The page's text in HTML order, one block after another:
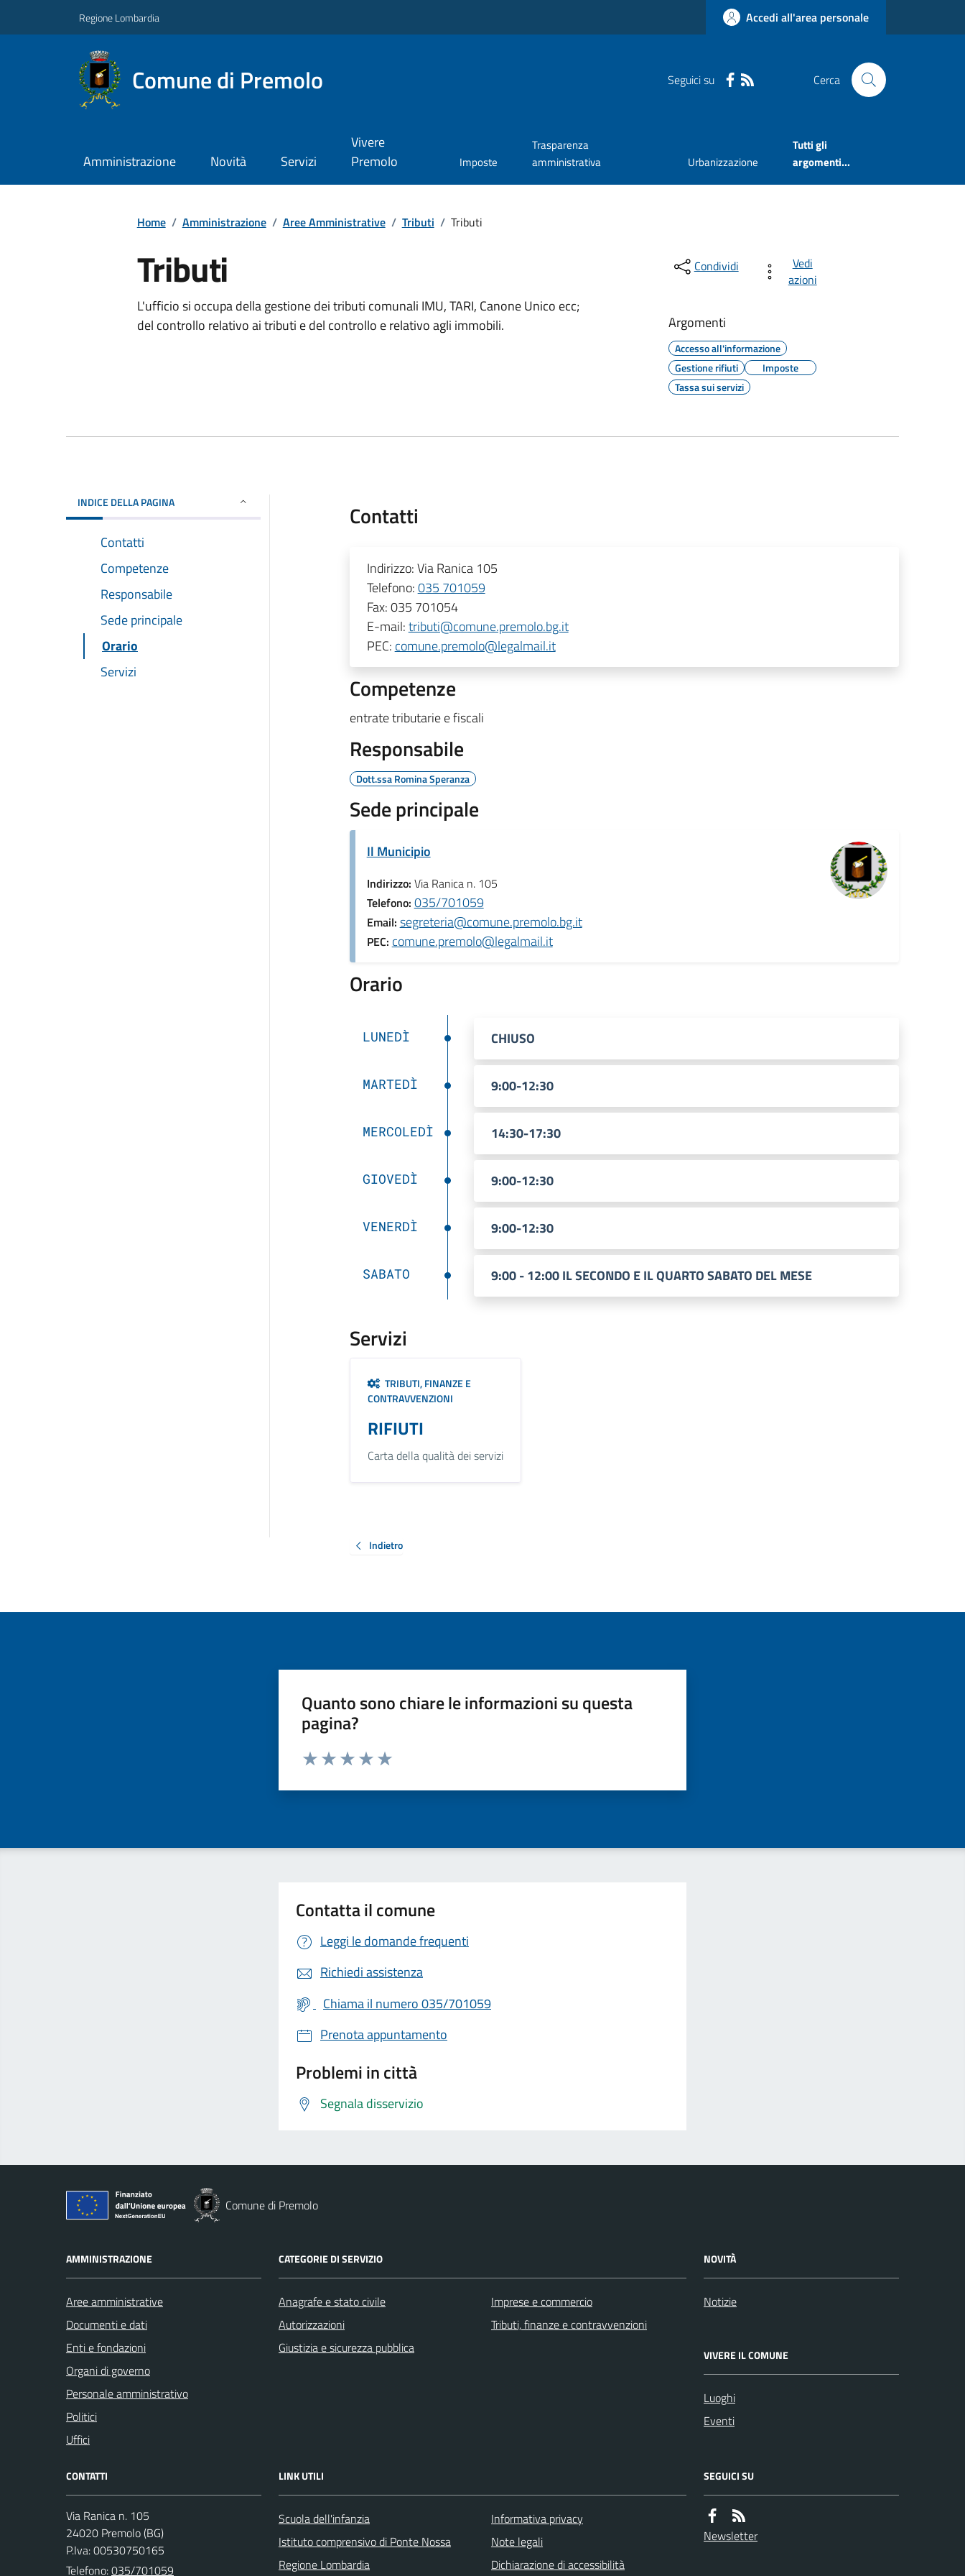
Regione Lombardia Accedi all'area personale
Comune di Premolo Seguici su Cerca
Amministrazione Novità Servizi
Vivere
Premolo
Imposte
Trasparenza
amministrativa
Urbanizzazione
Tutti gli
argomenti...
Home / Amministrazione / Aree Amministrative / Tributi / Tributi
Tributi
L'ufficio si occupa della gestione dei tributi comunali IMU, TARI, Canone Unico ecc;
del controllo relativo ai tributi e del controllo e relativo agli immobili.
Condividi
Vedi
azioni
Argomenti
Accesso all'informazione
Gestione rifiuti
Imposte
Tassa sui servizi
INDICE DELLA PAGINA
Contatti
Competenze
Responsabile
Sede principale
Orario
Servizi
Contatti
Indirizzo:Via Ranica 105
Telefono:035 701059
Fax:035 701054
E-mail:tributi@comune.premolo.bg.it
PEC: comune.premolo@legalmail.it
Competenze
entrate tributarie e fiscali
Responsabile
Dott.ssa Romina Speranza
Sede principale
Il Municipio
Indirizzo: Via Ranica n. 105
Telefono: 035/701059
Email: segreteria@comune.premolo.bg.it
PEC: comune.premolo@legalmail.it
Orario
LUNEDÌ CHIUSO
MARTEDÌ 9:00-12:30
MERCOLEDÌ 14:30-17:30
GIOVEDÌ 9:00-12:30
VENERDÌ 9:00-12:30
SABATO 9:00 - 12:00 IL SECONDO E IL QUARTO SABATO DEL MESE
Servizi
TRIBUTI, FINANZE E
CONTRAVVENZIONI
RIFIUTI
Carta della qualità dei servizi
Indietro
Quanto sono chiare le informazioni su questa
pagina?
Valuta da 1 a 5 stelle la pagina
Contatta il comune
Leggi le domande frequenti
Richiedi assistenza
Chiama il numero 035/701059
Prenota appuntamento
Problemi in città
Segnala disservizio
Comune di Premolo
AMMINISTRAZIONE
Aree amministrative
Documenti e dati
Enti e fondazioni
Organi di governo
Personale amministrativo
Politici
Uffici
CATEGORIE DI SERVIZIO
Anagrafe e stato civile
Autorizzazioni
Giustizia e sicurezza pubblica
Imprese e commercio
Tributi, finanze e contravvenzioni
NOVITÀ
Notizie
VIVERE IL COMUNE
Luoghi
Eventi
CONTATTI
Via Ranica n. 105
24020 Premolo (BG)
P.Iva: 00530750165
Telefono:035/701059
LINK UTILI
Scuola dell'infanzia
Istituto comprensivo di Ponte Nossa
Regione Lombardia
Informativa privacy
Note legali
Dichiarazione di accessibilità
SEGUICI SU
Newsletter